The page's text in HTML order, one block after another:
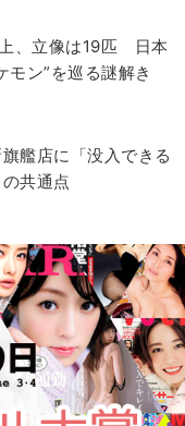
、立像は19匹 日本
モン”を巡る謎解き
艦店に「没入できる
共通点